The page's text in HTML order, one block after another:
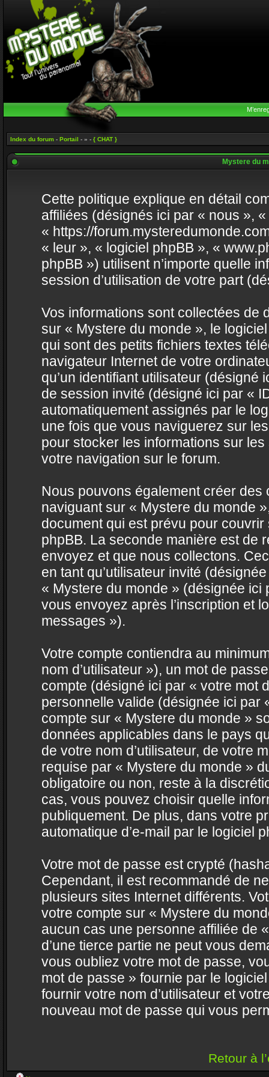
Index du forum - Portail - » - { CHAT }
Mystere du
Cette politique explique en détail
affiliées (désignés ici par « nous »,
« https://
« leur », « logiciel phpBB », «
phpBB ») utilisent n’importe quelle
session d’utilisation de votre part
Vos informations sont collectées de
sur « Mystere du monde », le
qui sont des petits fichiers textes
navigateur Internet de votre
qu’un identifiant utilisateur (désigné
de session invité (désigné ici par «
automatiquement assignés par le
une fois que vous naviguerez sur
pour stocker les informations sur
votre navigation sur le forum.
Nous pouvons également créer
naviguant sur « Mystere du monde
document qui est prévu pour
phpBB. La seconde manière est de
envoyez et que nous collectons.
en tant qu’utilisateur invité
« Mystere du monde » (désignée
vous envoyez après l’inscription et
messages »).
Votre compte contiendra au
nom d’utilisateur »), un mot de
compte (désigné ici par « votre mot
personnelle valide (désignée ici par
compte sur « Mystere du monde »
données applicables dans le pays
de votre nom d’utilisateur, de votre
requise par « Mystere du monde »
obligatoire ou non, reste à la
cas, vous pouvez choisir quelle
publiquement. De plus, dans votre
automatique d’e-mail par le logiciel
Votre mot de passe est crypté
Cependant, il est recommandé de
plusieurs sites Internet différents.
votre compte sur « Mystere du
aucun cas une personne affiliée de
d’une tierce partie ne peut vous
vous oubliez votre mot de passe,
mot de passe » fournie par le
fournir votre nom d’utilisateur et
nouveau mot de passe qui vous
Retour à